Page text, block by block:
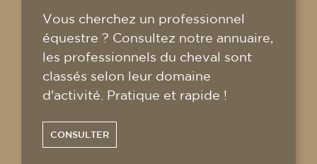
Vous cherchez un professionnel
équestre ? Consultez notre annuaire,
les professionnels du cheval sont
classés selon leur domaine
d'activité. Pratique et rapide !
CONSULTER